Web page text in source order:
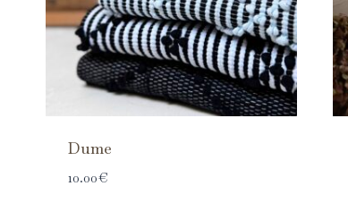
Dume
10.00€